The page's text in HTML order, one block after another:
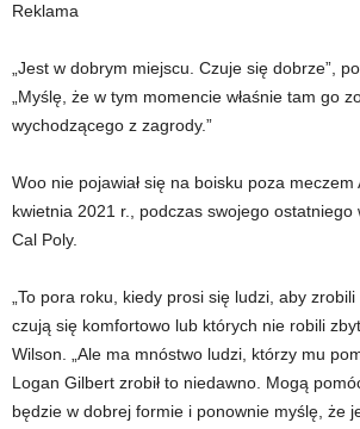
Reklama
„Jest w dobrym miejscu. Czuje się dobrze”,
„Myślę, że w tym momencie właśnie tam go
wychodzącego z zagrody.”
Woo nie pojawiał się na boisku poza meczem
kwietnia 2021 r., podczas swojego ostatniego
Cal Poly.
„To pora roku, kiedy prosi się ludzi, aby
czują się komfortowo lub których nie robili
Wilson. „Ale ma mnóstwo ludzi, którzy mu
Logan Gilbert zrobił to niedawno. Mogą
będzie w dobrej formie i ponownie myślę, że